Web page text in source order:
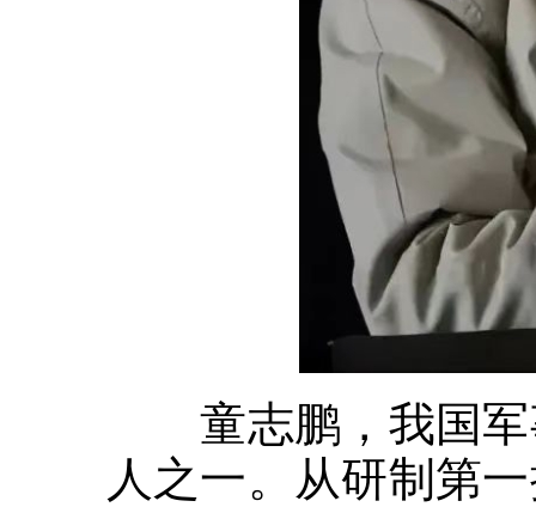
童志鹏，我国军
人之一。从研制第